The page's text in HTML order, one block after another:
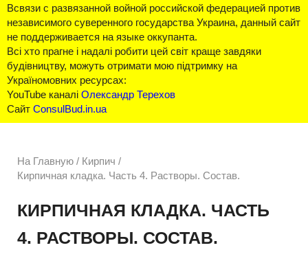
Всвязи с развязанной войной российской федерацией против
независимого суверенного государства Украина, данный сайт
не поддерживается на языке оккупанта.
Всі хто прагне і надалі робити цей світ краще завдяки
будівництву, можуть отримати мою підтримку на
Україномовних ресурсах:
YouTube каналі Олександр Терехов
Сайт ConsulBud.in.ua
На Главную / Кирпич /
Кирпичная кладка. Часть 4. Растворы. Состав.
КИРПИЧНАЯ КЛАДКА. ЧАСТЬ
4. РАСТВОРЫ. СОСТАВ.